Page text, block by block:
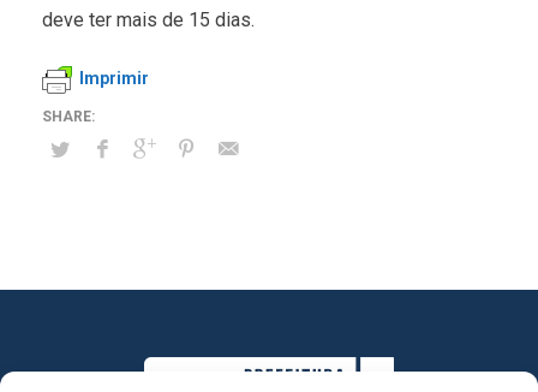
deve ter mais de 15 dias.
Imprimir